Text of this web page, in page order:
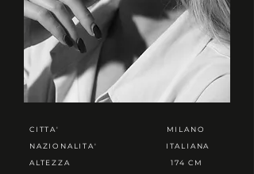
CITTA'
NAZIONALITA'
ALTEZZA
MILANO
ITALIANA
174 CM